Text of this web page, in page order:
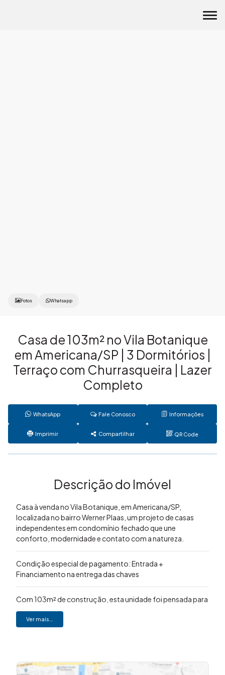
Fotos Whatsapp
Casa de 103m² no Vila Botanique
em Americana/SP | 3 Dormitórios |
Terraço com Churrasqueira | Lazer
Completo
WhatsApp Fale Conosco Informações
Imprimir Compartilhar QR Code
Descrição do Imóvel
Casa à venda no Vila Botanique, em Americana/SP,
localizada no bairro Werner Plaas, um projeto de casas
independentes em condomínio fechado que une
conforto, modernidade e contato com a natureza.
Condição especial de pagamento: Entrada +
Financiamento na entrega das chaves
Com 103m² de construção, esta unidade foi pensada para
oferecer praticidade e funcionalidade em todos os
ambientes. São 3 dormitórios, sendo 1 suíte, além de
garagem.
Ver mais...